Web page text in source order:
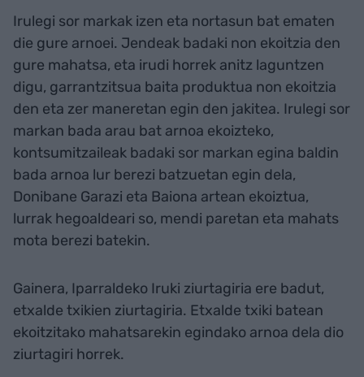
Irulegi sor markak izen eta nortasun bat ematen
die gure arnoei. Jendeak badaki non ekoitzia den
gure mahatsa, eta irudi horrek anitz laguntzen
digu, garrantzitsua baita produktua non ekoitzia
den eta zer maneretan egin den jakitea. Irulegi sor
markan bada arau bat arnoa ekoizteko,
kontsumitzaileak badaki sor markan egina baldin
bada arnoa lur berezi batzuetan egin dela,
Donibane Garazi eta Baiona artean ekoiztua,
lurrak hegoaldeari so, mendi paretan eta mahats
mota berezi batekin.
Gainera, Iparraldeko Iruki ziurtagiria ere badut,
etxalde txikien ziurtagiria. Etxalde txiki batean
ekoitzitako mahatsarekin egindako arnoa dela dio
ziurtagiri horrek.